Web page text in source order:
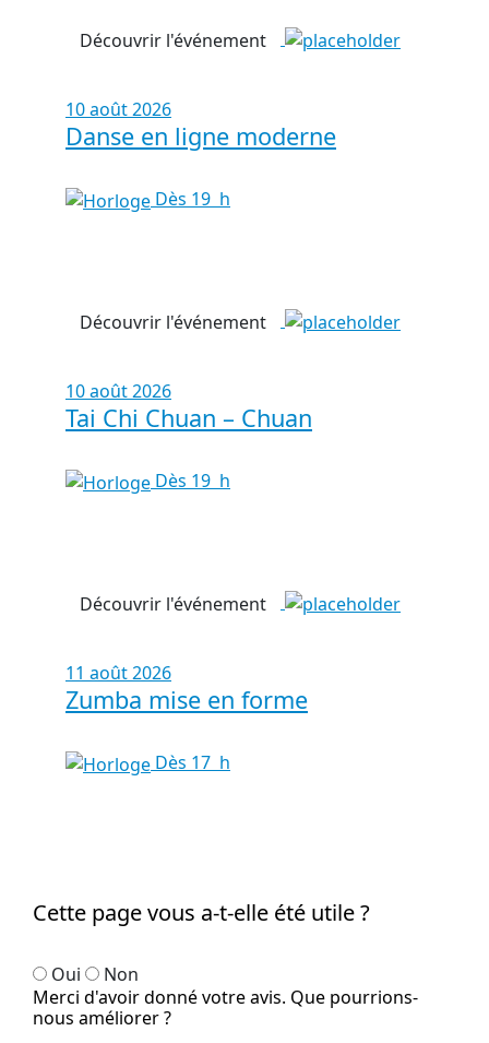
Découvrir l'événement
10 août 2026
Danse en ligne moderne
Dès 19 h
Découvrir l'événement
10 août 2026
Tai Chi Chuan – Chuan
Dès 19 h
Découvrir l'événement
11 août 2026
Zumba mise en forme
Dès 17 h
Cette page vous a-t-elle été utile ?
Oui
Non
Merci d'avoir donné votre avis. Que pourrions-
nous améliorer ?